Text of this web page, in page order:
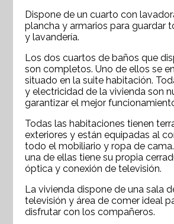
Dispone de un cuarto con
plancha y armarios para guardar
y lavandería.
Los dos cuartos de baños que
son completos. Uno de ellos se
situado en la suite habitación.
y electricidad de la vivienda son
garantizar el mejor
Todas las habitaciones tienen
exteriores y están equipadas al
todo el mobiliario y ropa de
una de ellas tiene su propia
óptica y conexión de televisión.
La vivienda dispone de una sala
televisión y área de comer ideal
disfrutar con los compañeros.